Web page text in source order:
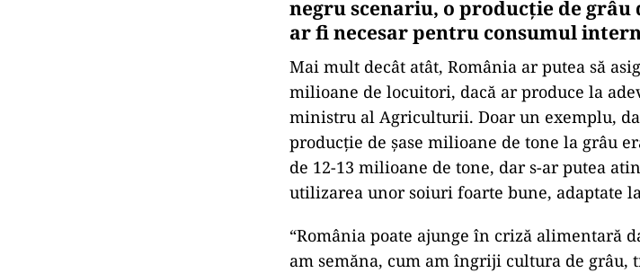
negru scenariu, o producție de
ar fi necesar pentru consumul
Mai mult decât atât, România ar putea să
milioane de locuitori, dacă ar produce la
ministru al Agriculturii. Doar un exemplu,
producție de șase milioane de tone la grâu
de 12-13 milioane de tone, dar s-ar putea
utilizarea unor soiuri foarte bune, adaptate
“România poate ajunge în criză alimentară
am semăna, cum am îngriji cultura de grâu,